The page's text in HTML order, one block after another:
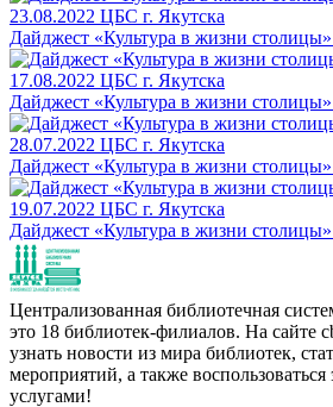
23.08.2022 ЦБС г. Якутска
Дайджест «Культура в жизни
17.08.2022 ЦБС г. Якутска
Дайджест «Культура в жизни
28.07.2022 ЦБС г. Якутска
Дайджест «Культура в жизни
19.07.2022 ЦБС г. Якутска
Дайджест «Культура в жизни
Централизованная библиотечная
это 18 библиотек-филиалов. На сайте
узнать новости из мира библиотек,
мероприятий, а также
услугами!